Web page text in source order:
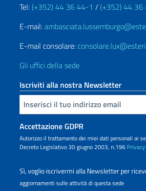
Tel: (+352) 44 36 44-1 / (+352) 44
E-mail:
E-mail consolare:
Gli uffici della sede
Iscriviti alla nostra Newsletter
Inserisci la tua email
Accettazione GDPR
Autorizzo il trattamento dei miei dati personali ai
Decreto Legislativo 30 giugno 2003, n.196 Privacy
Sì, voglio iscrivermi alla Newsletter per
aggiornamenti sulle attività di questa sede